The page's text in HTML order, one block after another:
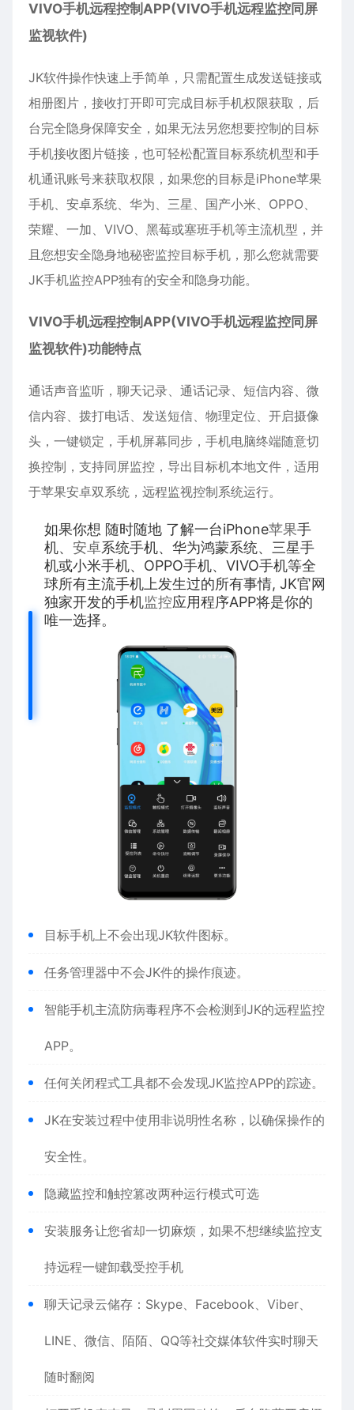
VIVO手机远程控制APP(VIVO手机远程监控同屏
监视软件)
JK软件操作快速上手简单，只需配置生成发送链接或
相册图片，接收打开即可完成目标手机权限获取，后
台完全隐身保障安全，如果无法另您想要控制的目标
手机接收图片链接，也可轻松配置目标系统机型和手
机通讯账号来获取权限，如果您的目标是iPhone苹果
手机、 安卓系统、华为、三星、国产小米、OPPO、
荣耀、一加、VIVO、黑莓或塞班手机等主流机型，并
且您想安全隐身地秘密监控目标手机，那么您就需要
JK手机监控APP独有的安全和隐身功能。
VIVO手机远程控制APP(VIVO手机远程监控同屏
监视软件)功能特点
通话声音监听，聊天记录、通话记录、短信内容、 微
信内容、拨打电话、发送短信、物理定位、开启摄像
头，一键锁定，手机屏幕同步，手机电脑终端随意切
换控制，支持同屏监控，导出目标机本地文件，适用
于苹果安卓双系统，远程监视控制系统运行。
如果你想 随时随地 了解一台iPhone苹果手
机、 安卓系统手机、华为鸿蒙系统、三星手
机或小米手机、OPPO手机、VIVO手机等全
球所有主流手机上发生过的所有事情, JK官网
独家开发的手机监控应用程序APP将是你的
唯一选择。
目标手机上不会出现JK软件图标。
任务管理器中不会JK件的操作痕迹。
智能手机主流防病毒程序不会检测到JK的远程监控
APP。
任何关闭程式工具都不会发现JK监控APP的踪迹。
JK在安装过程中使用非说明性名称，以确保操作的
安全性。
隐藏监控和触控篡改两种运行模式可选
安装服务让您省却一切麻烦，如果不想继续监控支
持远程一键卸载受控手机
聊天记录云储存：Skype、Facebook、Viber、
LINE、微信、陌陌、QQ等社交媒体软件实时聊天
随时翻阅